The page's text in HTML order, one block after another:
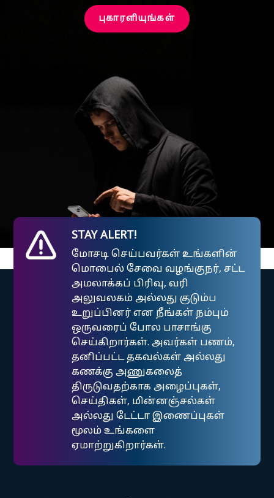
புகாரளியுங்கள்
STAY ALERT!
மோசடி செய்பவர்கள் உங்களின்
மொபைல் சேவை வழங்குநர், சட்ட
அமலாக்கப் பிரிவு, வரி
அலுவலகம் அல்லது குடும்ப
உறுப்பினர் என நீங்கள் நம்பும்
ஒருவரைப் போல பாசாங்கு
செய்கிறார்கள். அவர்கள் பணம்,
தனிப்பட்ட தகவல்கள் அல்லது
கணக்கு அணுகலைத்
திருடுவதற்காக அழைப்புகள்,
செய்திகள், மின்னஞ்சல்கள்
அல்லது டேட்டா இணைப்புகள்
மூலம் உங்களை
ஏமாற்றுகிறார்கள்.